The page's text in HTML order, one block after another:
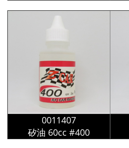
0011407
矽油 60cc #400